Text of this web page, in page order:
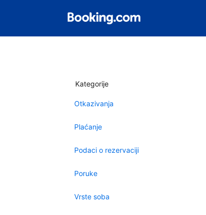
Kategorije
Otkazivanja
Plaćanje
Podaci o rezervaciji
Poruke
Vrste soba